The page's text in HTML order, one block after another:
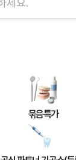
묶음특가